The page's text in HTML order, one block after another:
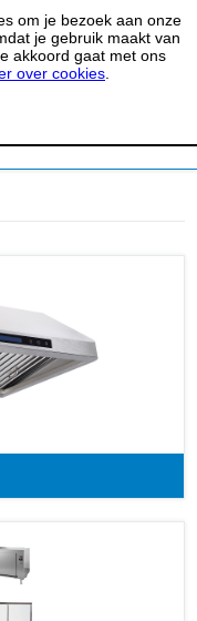
om je bezoek aan onze
je gebruik maakt van
akkoord gaat met ons
over cookies